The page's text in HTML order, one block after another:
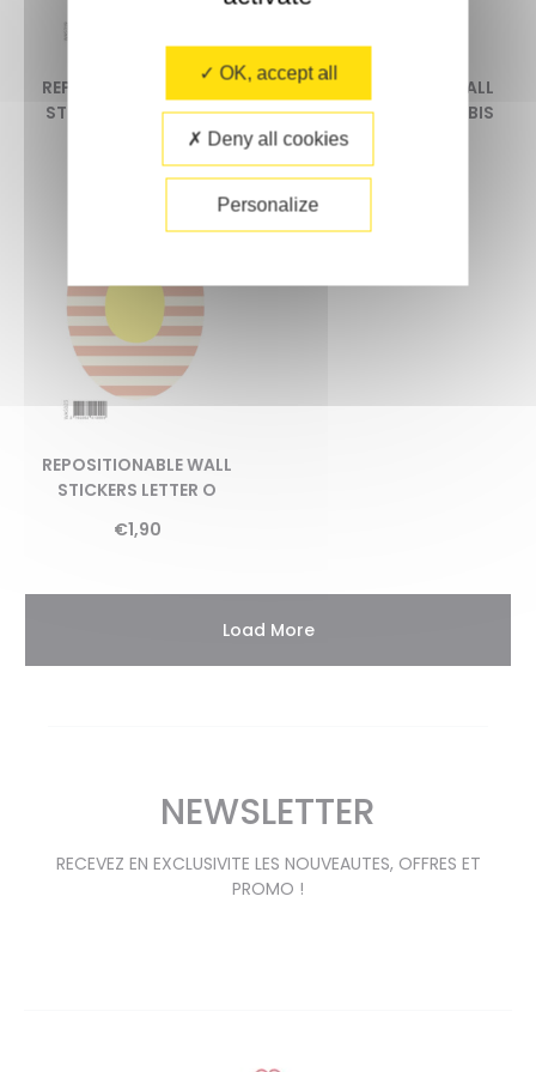
REPOSITIONABLE WALL
STICKERS LETTER L BIS
REPOSITIONABLE WALL
STICKERS LETTER M BIS
REPOSITIONABLE WALL
STICKERS LETTER O
€1,90
Load More
NEWSLETTER
RECEVEZ EN EXCLUSIVITE LES NOUVEAUTES, OFFRES ET
PROMO !
OK, accept all
Deny all cookies
Personalize